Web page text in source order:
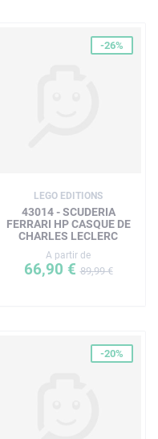
-26%
LEGO EDITIONS
43014 - SCUDERIA
FERRARI HP CASQUE DE
CHARLES LECLERC
A partir de
66,90 €89,99 €
-20%